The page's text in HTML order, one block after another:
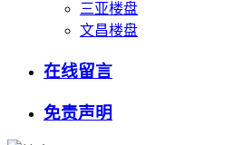
三亚楼盘
文昌楼盘
在线留言
免责声明